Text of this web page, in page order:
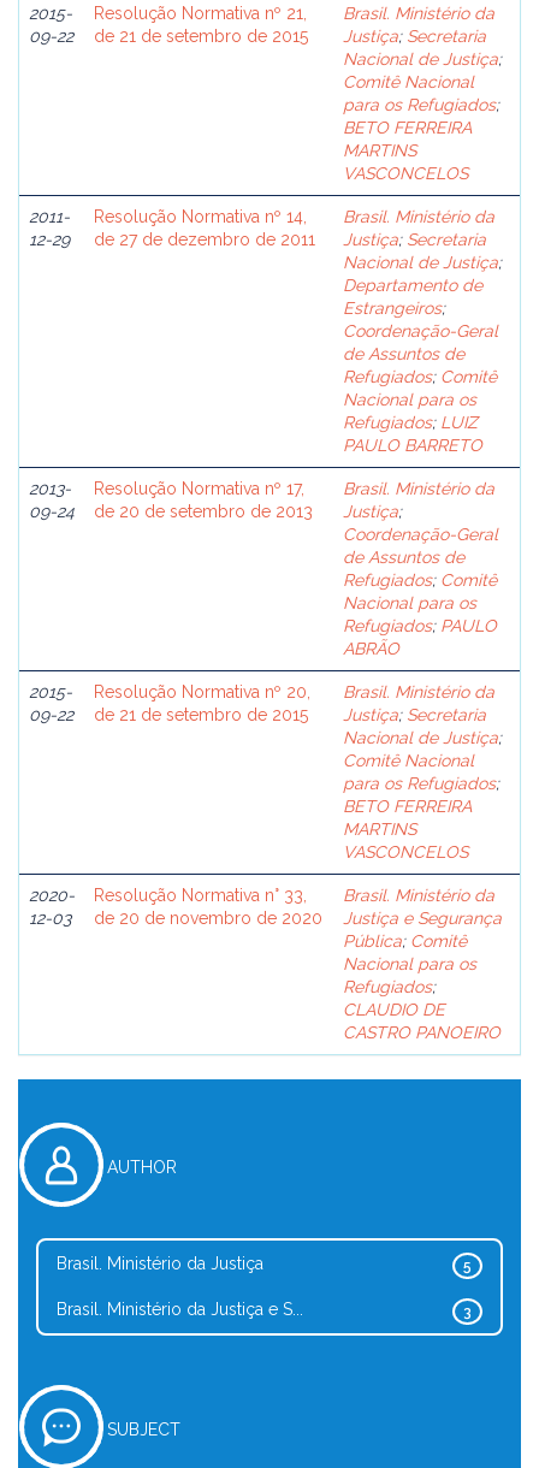
2015-
09-22
Resolução Normativa nº 21,
de 21 de setembro de 2015
Brasil. Ministério da
Justiça; Secretaria
Nacional de Justiça;
Comitê Nacional
para os Refugiados;
BETO FERREIRA
MARTINS
VASCONCELOS
2011-
12-29
Resolução Normativa nº 14,
de 27 de dezembro de 2011
Brasil. Ministério da
Justiça; Secretaria
Nacional de Justiça;
Departamento de
Estrangeiros;
Coordenação-Geral
de Assuntos de
Refugiados; Comitê
Nacional para os
Refugiados; LUIZ
PAULO BARRETO
2013-
09-24
Resolução Normativa nº 17,
de 20 de setembro de 2013
Brasil. Ministério da
Justiça;
Coordenação-Geral
de Assuntos de
Refugiados; Comitê
Nacional para os
Refugiados; PAULO
ABRÃO
2015-
09-22
Resolução Normativa nº 20,
de 21 de setembro de 2015
Brasil. Ministério da
Justiça; Secretaria
Nacional de Justiça;
Comitê Nacional
para os Refugiados;
BETO FERREIRA
MARTINS
VASCONCELOS
2020-
12-03
Resolução Normativa n° 33,
de 20 de novembro de 2020
Brasil. Ministério da
Justiça e Segurança
Pública; Comitê
Nacional para os
Refugiados;
CLAUDIO DE
CASTRO PANOEIRO
AUTHOR
5
Brasil. Ministério da Justiça
3
Brasil. Ministério da Justiça e S...
SUBJECT